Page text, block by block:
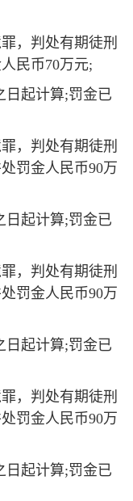
，判处有期徒刑
民币70万元;
日起计算;罚金已
，判处有期徒刑
罚金人民币90万
日起计算;罚金已
，判处有期徒刑
罚金人民币90万
日起计算;罚金已
，判处有期徒刑
罚金人民币90万
日起计算;罚金已